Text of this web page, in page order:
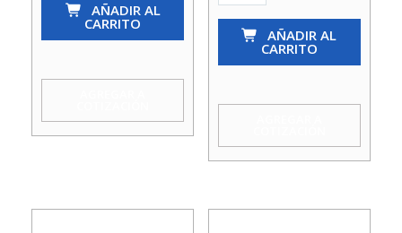
cantidad
AÑADIR AL
CARRITO
So-
cantidad
AÑADIR AL
CARRITO